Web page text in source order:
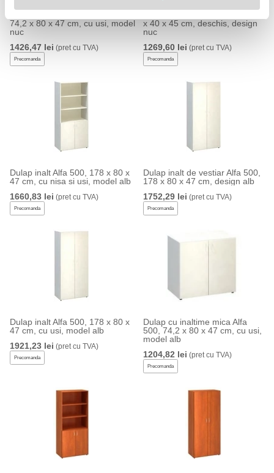
74,2 x 80 x 47 cm, cu usi, model
nuc
1426,47 lei (pret cu TVA)
Precomanda
x 40 x 45 cm, deschis, design
nuc
1269,60 lei (pret cu TVA)
Precomanda
Dulap inalt Alfa 500, 178 x 80 x
47 cm, cu nisa si usi, model alb
1660,83 lei (pret cu TVA)
Precomanda
Dulap inalt de vestiar Alfa 500,
178 x 80 x 47 cm, design alb
1752,29 lei (pret cu TVA)
Precomanda
Dulap inalt Alfa 500, 178 x 80 x
47 cm, cu usi, model alb
1921,23 lei (pret cu TVA)
Precomanda
Dulap cu inaltime mica Alfa
500, 74,2 x 80 x 47 cm, cu usi,
model alb
1204,82 lei (pret cu TVA)
Precomanda